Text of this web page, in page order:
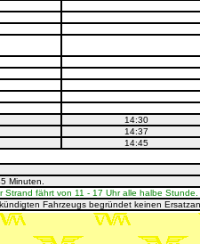
14:30
14:37
14:45
Minuten.
fährt von 11 - 17 Uhr alle halbe Stunde.
Fahrzeugs begründet keinen